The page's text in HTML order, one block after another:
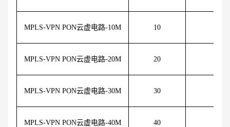
MPLS-VPN PON云虚电路-10M 10
MPLS-VPN PON云虚电路-20M 20
MPLS-VPN PON云虚电路-30M 30
MPLS-VPN PON云虚电路-40M 40